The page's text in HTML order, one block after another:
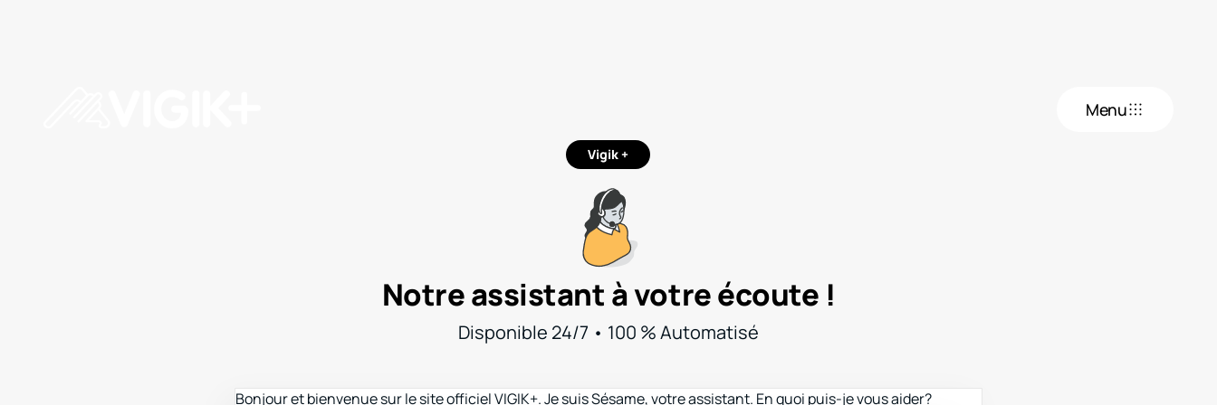
Menu
Vigik +
Notre assistant à votre écoute !
Disponible 24/7 • 100 % Automatisé
Bonjour et bienvenue sur le site officiel VIGIK+. Je suis Sésame, votre assistant. En quoi puis-je vous aider?